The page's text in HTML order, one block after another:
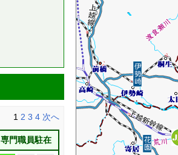
1 2 3 4 次へ
専門職員駐在